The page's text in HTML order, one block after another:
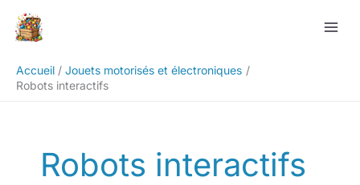
Accueil
Jouets motorisés et électroniques
Robots interactifs
Robots interactifs
Rechercher